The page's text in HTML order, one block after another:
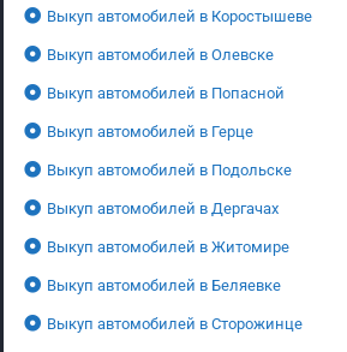
Выкуп автомобилей в Коростышеве
Выкуп автомобилей в Олевске
Выкуп автомобилей в Попасной
Выкуп автомобилей в Герце
Выкуп автомобилей в Подольске
Выкуп автомобилей в Дергачах
Выкуп автомобилей в Житомире
Выкуп автомобилей в Беляевке
Выкуп автомобилей в Сторожинце